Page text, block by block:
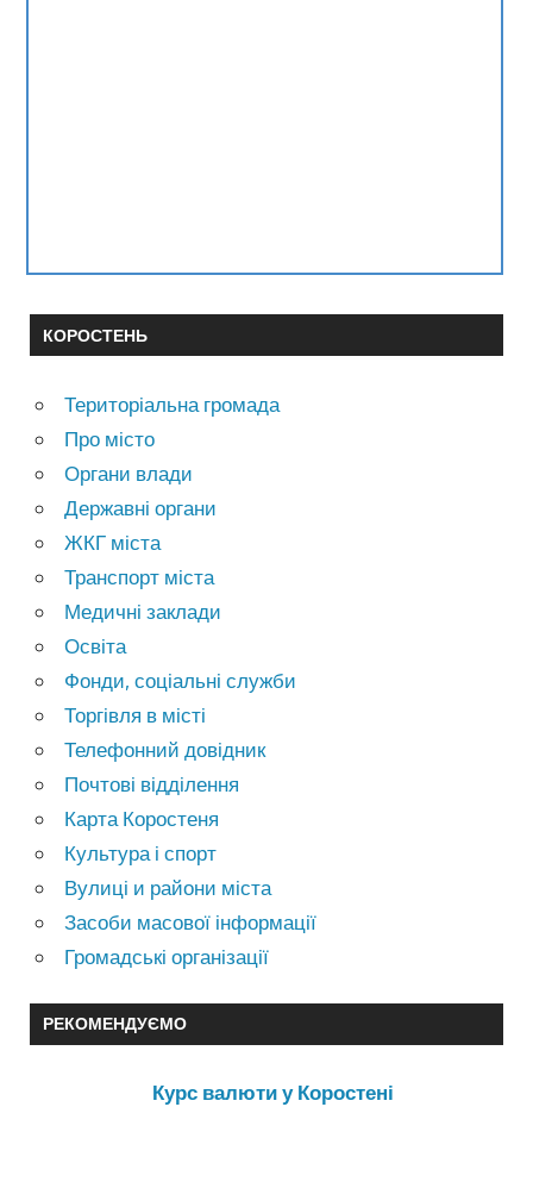
КОРОСТЕНЬ
Територіальна громада
Про місто
Органи влади
Державні органи
ЖКГ міста
Транспорт міста
Медичні заклади
Освіта
Фонди, соціальні служби
Торгівля в місті
Телефонний довідник
Почтові відділення
Карта Коростеня
Культура і спорт
Вулиці и райони міста
Засоби масової інформації
Громадські організації
РЕКОМЕНДУЄМО
Курс валюти у Коростені